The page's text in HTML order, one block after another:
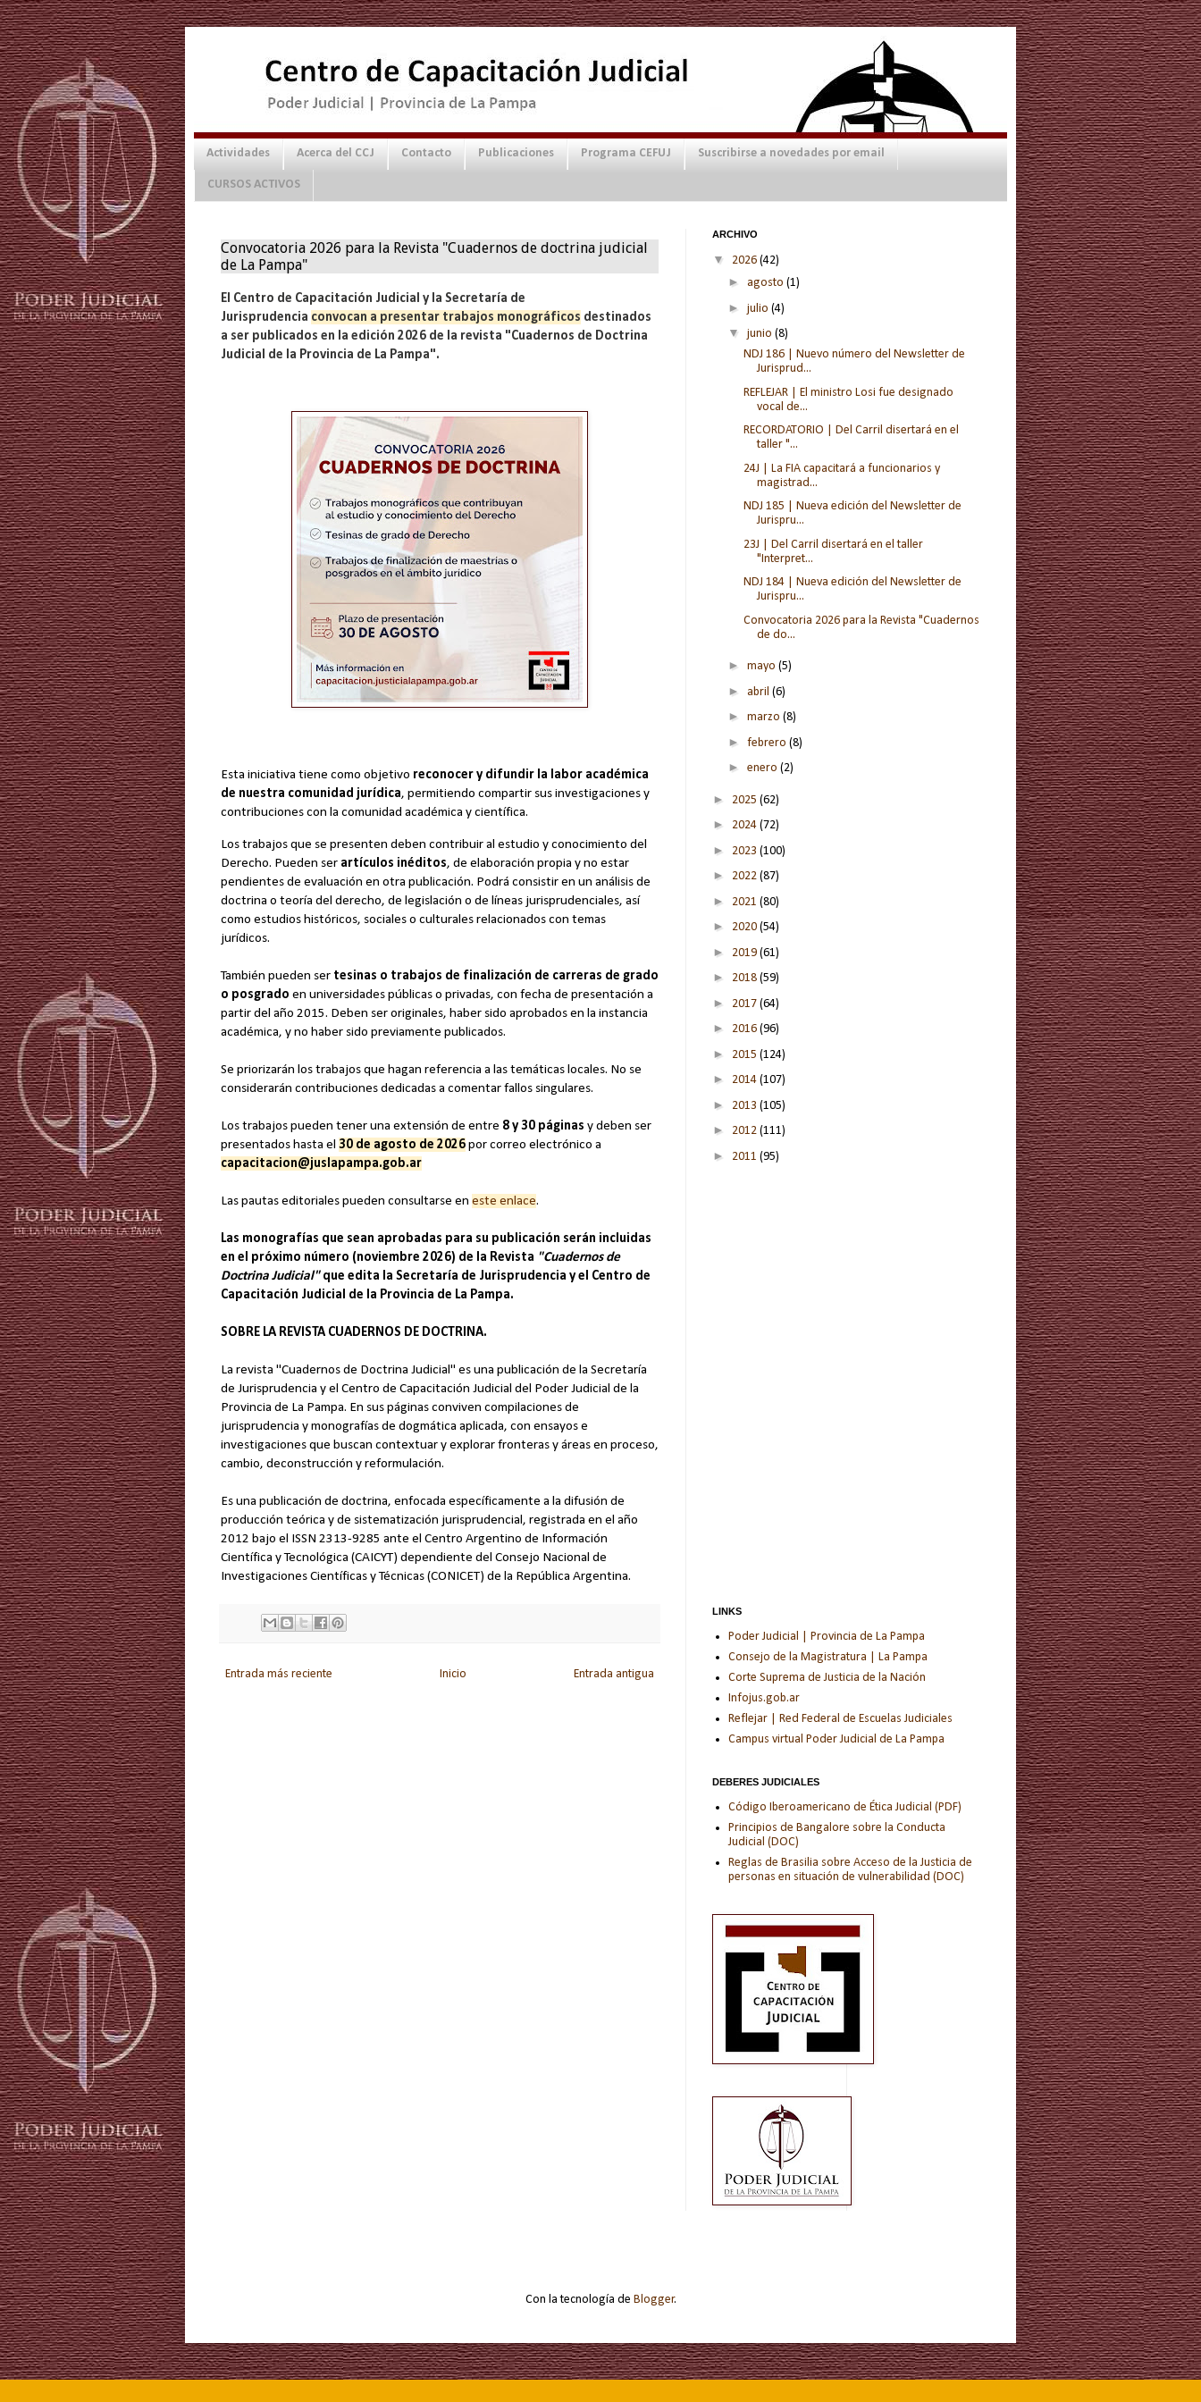
Actividades Acerca del CCJ Contacto Publicaciones Programa CEFUJ Suscribirse a novedades por email
CURSOS ACTIVOS
Convocatoria 2026 para la Revista "Cuadernos de doctrina judicial
de La Pampa"
El Centro de Capacitación Judicial y la Secretaría de
Jurisprudencia convocan a presentar trabajos monográficos destinados
a ser publicados en la edición 2026 de la revista "Cuadernos de Doctrina
Judicial de la Provincia de La Pampa".
Esta iniciativa tiene como objetivo reconocer y difundir la labor académica
de nuestra comunidad jurídica, permitiendo compartir sus investigaciones y
contribuciones con la comunidad académica y científica.
Los trabajos que se presenten deben contribuir al estudio y conocimiento del
Derecho. Pueden ser artículos inéditos, de elaboración propia y no estar
pendientes de evaluación en otra publicación. Podrá consistir en un análisis de
doctrina o teoría del derecho, de legislación o de líneas jurisprudenciales, así
como estudios históricos, sociales o culturales relacionados con temas
jurídicos.
También pueden ser tesinas o trabajos de finalización de carreras de grado
o posgrado en universidades públicas o privadas, con fecha de presentación a
partir del año 2015. Deben ser originales, haber sido aprobados en la instancia
académica, y no haber sido previamente publicados.
Se priorizarán los trabajos que hagan referencia a las temáticas locales. No se
considerarán contribucionesdedicadas a comentar fallos singulares.
Los trabajos pueden tener una extensión de entre 8 y 30 páginas y deben ser
presentados hasta el 30 de agosto de 2026por correo electrónico a
capacitacion@juslapampa.gob.ar
Las pautas editoriales pueden consultarse en este enlace.
Las monografías que sean aprobadas para su publicación serán incluidas
en el próximo número (noviembre 2026) de la Revista "Cuadernos de
Doctrina Judicial"que edita la Secretaría de Jurisprudencia y el Centro de
Capacitación Judicial de la Provincia de La Pampa.
SOBRE LA REVISTA CUADERNOS DE DOCTRINA.
La revista "Cuadernos de Doctrina Judicial" es una publicación de la Secretaría
de Jurisprudencia y el Centro de Capacitación Judicial del Poder Judicial de la
Provincia de La Pampa. En sus páginas conviven compilaciones de
jurisprudencia y monografías de dogmática aplicada, con ensayos e
investigaciones que buscan contextuar y explorar fronteras y áreas en proceso,
cambio, deconstrucción y reformulación.
Es una publicación de doctrina, enfocada específicamente a la difusión de
producción teórica y de sistematización jurisprudencial, registrada en el año
2012 bajo el ISSN 2313-9285 ante el Centro Argentino de Información
Científica y Tecnológica (CAICYT) dependiente del Consejo Nacional de
Investigaciones Científicas y Técnicas (CONICET) de la República Argentina.
Entrada más reciente Entrada antigua
Inicio
ARCHIVO
▼ 2026 (42)
► agosto (1)
► julio (4)
▼ junio (8)
NDJ 186 | Nuevo número del Newsletter de
Jurisprud...
REFLEJAR | El ministro Losi fue designado
vocal de...
RECORDATORIO | Del Carril disertará en el
taller "...
24J | La FIA capacitará a funcionarios y
magistrad...
NDJ 185 | Nueva edición del Newsletter de
Jurispru...
23J | Del Carril disertará en el taller
"Interpret...
NDJ 184 | Nueva edición del Newsletter de
Jurispru...
Convocatoria 2026 para la Revista "Cuadernos
de do...
► mayo (5)
► abril (6)
► marzo (8)
► febrero (8)
► enero (2)
► 2025 (62)
► 2024 (72)
► 2023 (100)
► 2022 (87)
► 2021 (80)
► 2020 (54)
► 2019 (61)
► 2018 (59)
► 2017 (64)
► 2016 (96)
► 2015 (124)
► 2014 (107)
► 2013 (105)
► 2012 (111)
► 2011 (95)
LINKS
Poder Judicial | Provincia de La Pampa
Consejo de la Magistratura | La Pampa
Corte Suprema de Justicia de la Nación
Infojus.gob.ar
Reflejar | Red Federal de Escuelas Judiciales
Campus virtual Poder Judicial de La Pampa
DEBERES JUDICIALES
Código Iberoamericano de Ética Judicial (PDF)
Principios de Bangalore sobre la Conducta
Judicial (DOC)
Reglas de Brasilia sobre Acceso de la Justicia de
personas en situación de vulnerabilidad (DOC)
Con la tecnología de Blogger.